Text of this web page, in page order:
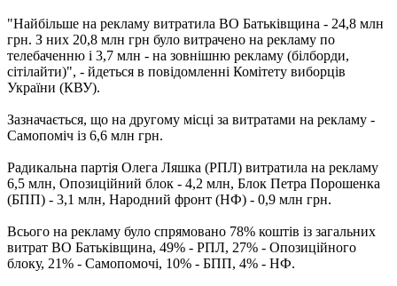
"Найбільше на рекламу витратила ВО Батьківщина - 24,8 млн
грн. З них 20,8 млн грн було витрачено на рекламу по
телебаченню і 3,7 млн ​​- на зовнішню рекламу (білборди,
сітілайти)", - йдеться в повідомленні Комітету виборців
України (КВУ).
Зазначається, що на другому місці за витратами на рекламу -
Самопоміч із 6,6 млн грн.
Радикальна партія Олега Ляшка (РПЛ) витратила на рекламу
6,5 млн, Опозиційний блок - 4,2 млн, Блок Петра Порошенка
(БПП) - 3,1 млн, Народний фронт (НФ) - 0,9 млн грн.
Всього на рекламу було спрямовано 78% коштів із загальних
витрат ВО Батьківщина, 49% - РПЛ, 27% - Опозиційного
блоку, 21% - Самопомочі, 10% - БПП, 4% - НФ.